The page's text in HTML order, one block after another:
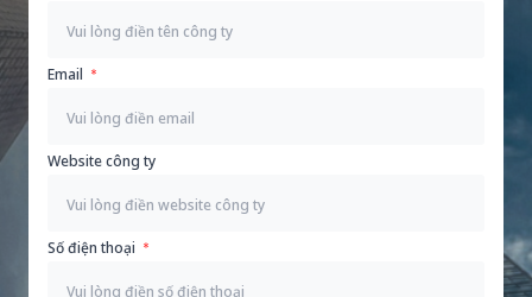
Email
Website công ty
Số điện thoại